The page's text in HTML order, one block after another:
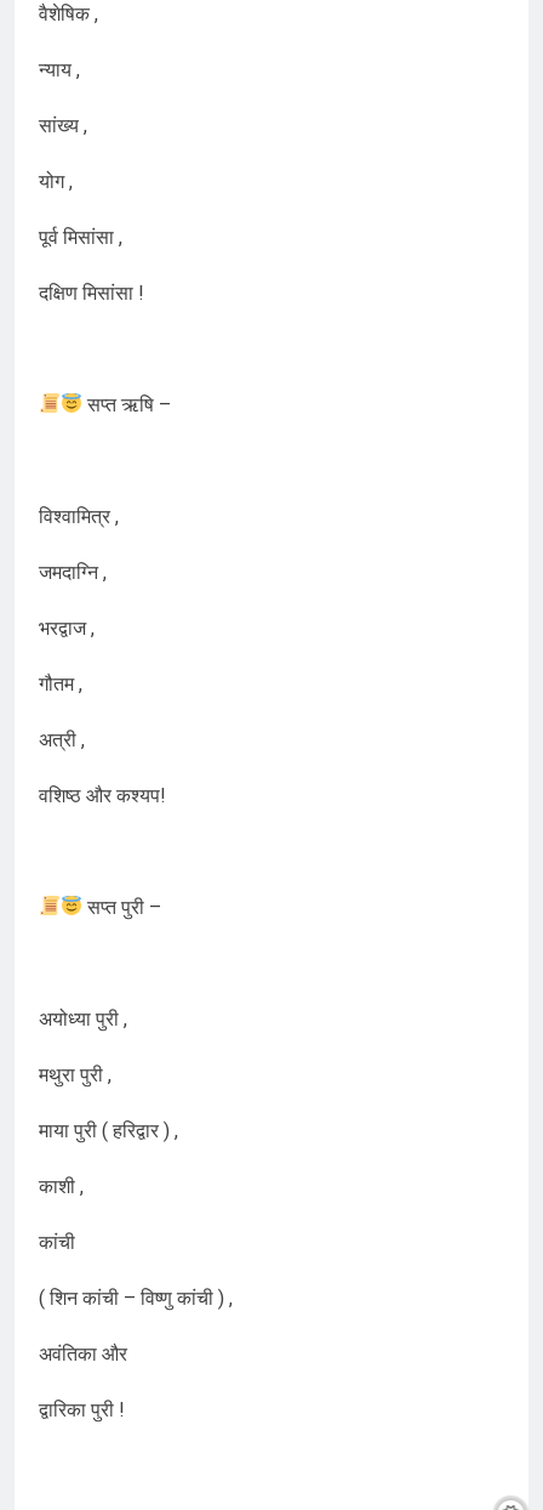
वैशेषिक ,
न्याय ,
सांख्य ,
योग ,
पूर्व मिसांसा ,
दक्षिण मिसांसा !
सप्त ऋषि –
विश्वामित्र ,
जमदाग्नि ,
भरद्वाज ,
गौतम ,
अत्री ,
वशिष्ठ और कश्यप!
सप्त पुरी –
अयोध्या पुरी ,
मथुरा पुरी ,
माया पुरी ( हरिद्वार ) ,
काशी ,
कांची
( शिन कांची – विष्णु कांची ) ,
अवंतिका और
द्वारिका पुरी !